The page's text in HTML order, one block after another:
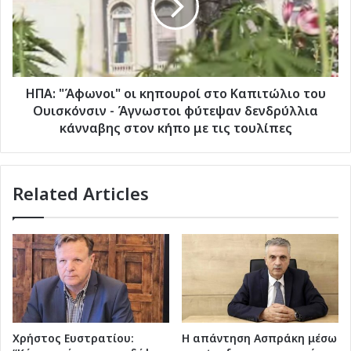
στο
Καπιτώλιο
του
Ουισκόνσιν
-
Άγνωστοι
φύτεψαν
δενδρύλλια
στον
με
τουλίπες
ΗΠΑ: "Άφωνοι" οι κηπουροί στο Καπιτώλιο του
Ουισκόνσιν - Άγνωστοι φύτεψαν δενδρύλλια
κάνναβης στον κήπο με τις τουλίπες
Related Articles
Χρήστος Ευστρατίου:
Η απάντηση Ασπράκη μέσω